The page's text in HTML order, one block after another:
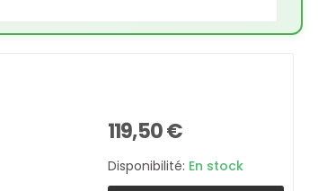
119,50 €
Disponibilité: En stock